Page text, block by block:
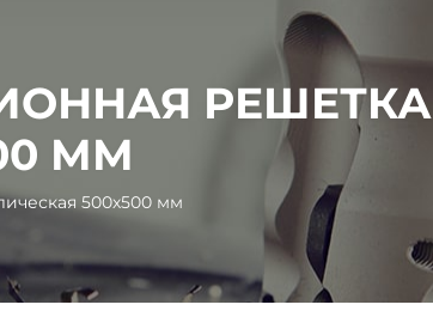
РЕШЕТКА
ММ
500х500 мм